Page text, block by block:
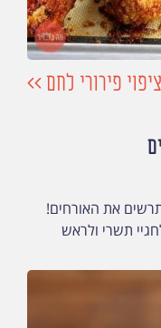
פירורי לחם >>
את האורחים!
תשרי ולראש